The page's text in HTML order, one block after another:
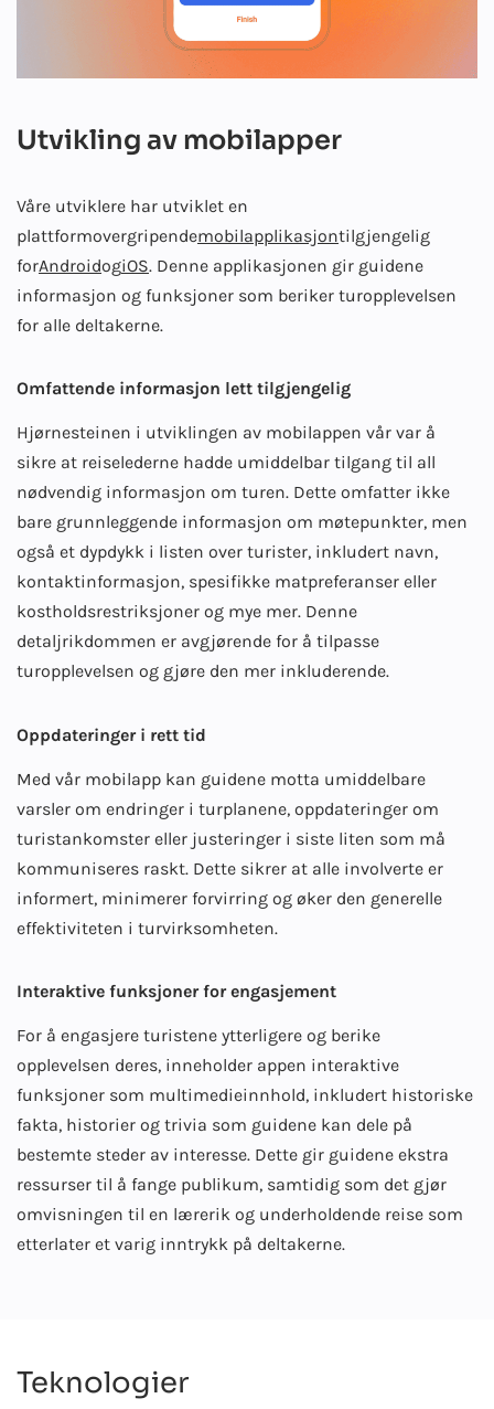
Utvikling av mobilapper
Våre utviklere har utviklet en
plattformovergripendemobilapplikasjontilgjengelig
forAndroidogiOS. Denne applikasjonen gir guidene
informasjon og funksjoner som beriker turopplevelsen
for alle deltakerne.
Omfattende informasjon lett tilgjengelig
Hjørnesteinen i utviklingen av mobilappen vår var å
sikre at reiselederne hadde umiddelbar tilgang til all
nødvendig informasjon om turen. Dette omfatter ikke
bare grunnleggende informasjon om møtepunkter, men
også et dypdykk i listen over turister, inkludert navn,
kontaktinformasjon, spesifikke matpreferanser eller
kostholdsrestriksjoner og mye mer. Denne
detaljrikdommen er avgjørende for å tilpasse
turopplevelsen og gjøre den mer inkluderende.
Oppdateringer i rett tid
Med vår mobilapp kan guidene motta umiddelbare
varsler om endringer i turplanene, oppdateringer om
turistankomster eller justeringer i siste liten som må
kommuniseres raskt. Dette sikrer at alle involverte er
informert, minimerer forvirring og øker den generelle
effektiviteten i turvirksomheten.
Interaktive funksjoner for engasjement
For å engasjere turistene ytterligere og berike
opplevelsen deres, inneholder appen interaktive
funksjoner som multimedieinnhold, inkludert historiske
fakta, historier og trivia som guidene kan dele på
bestemte steder av interesse. Dette gir guidene ekstra
ressurser til å fange publikum, samtidig som det gjør
omvisningen til en lærerik og underholdende reise som
etterlater et varig inntrykk på deltakerne.
Teknologier